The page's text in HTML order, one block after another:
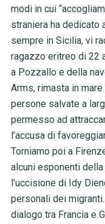
modi in cui
straniera ha dedicato
sempre in Sicilia, vi
ragazzo eritreo di 22
a Pozzallo e della
Arms, rimasta in
persone salvate a
permesso ad
l’accusa di
Torniamo poi a
alcuni esponenti
l’uccisione di Idy
personali dei
dialogo tra Francia e